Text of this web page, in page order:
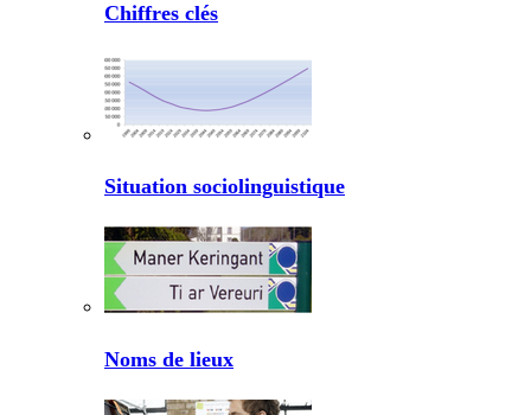
Chiffres clés
Situation sociolinguistique
Noms de lieux